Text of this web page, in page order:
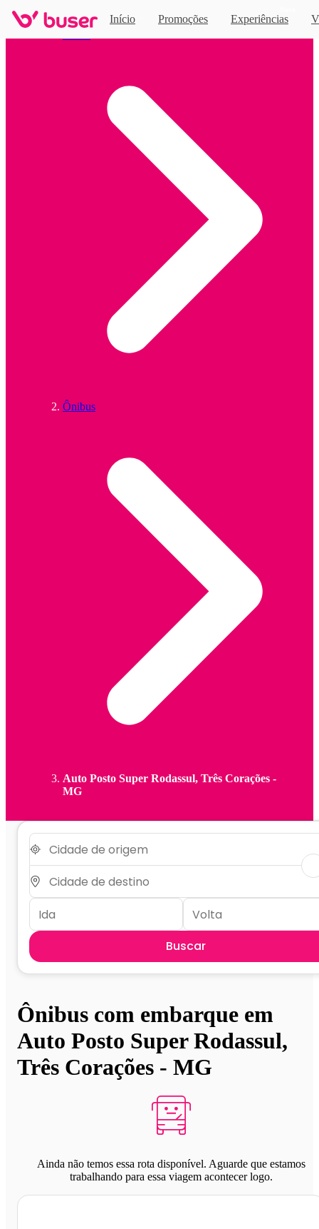
Início Promoções Experiências
Ônibus
Auto Posto Super Rodassul, Três Corações -
MG
Buscar
Ônibus com embarque em
Auto Posto Super Rodassul,
Três Corações - MG
Ainda não temos essa rota disponível. Aguarde que estamos
trabalhando para essa viagem acontecer logo.